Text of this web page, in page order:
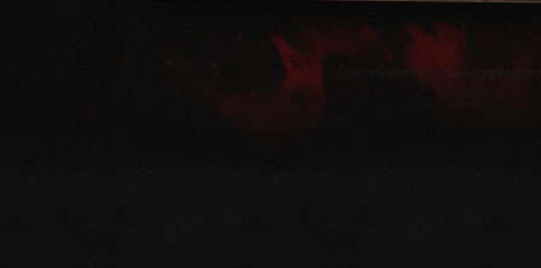
OracleGamer.net olarak